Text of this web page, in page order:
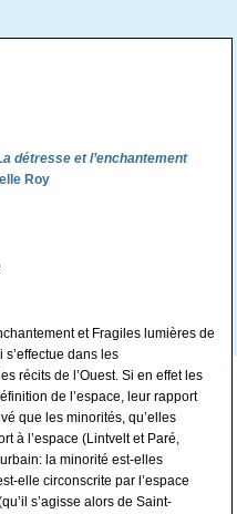
détresse et l’enchantement
Roy
et Fragiles lumières de
dans les
récits de l’Ouest. Si en effet les
de l’espace, leur rapport
que les minorités, qu’elles
à l’espace (Lintvelt et Paré,
la minorité est-elles
elle circonscrite par l’espace
s’agisse alors de Saint-